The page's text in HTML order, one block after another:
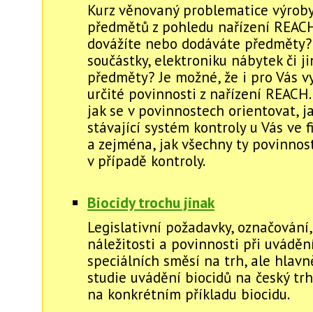
Kurz věnovaný problematice
předmětů z pohledu nařízení
dovážíte nebo dodáváte
součástky, elektroniku nábytek či
předměty? Je možné, že i pro Vás
určité povinnosti z nařízení
jak se v povinnostech orientovat,
stávající systém kontroly u Vás ve
a zejména, jak všechny ty
v případě kontroly.
Biocidy trochu jinak
Legislativní požadavky,
náležitosti a povinnosti při
speciálních směsí na trh, ale
studie uvádění biocidů na český trh
na konkrétním příkladu biocidu.